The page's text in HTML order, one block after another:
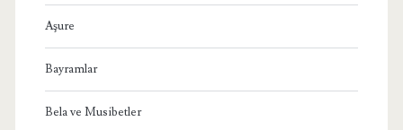
Aşure
Bayramlar
Bela ve Musibetler